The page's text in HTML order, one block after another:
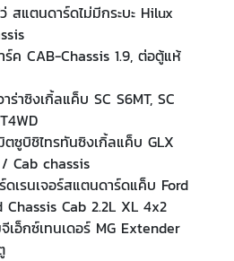
สแตนดาร์ดไม่มีกระบะ Hilux
ค CAB-Chassis 1.9, ต่อตู้แห้
าซิงเกิ้ลแค็บ SC S6MT, SC
ซูบิชิไทรทันซิงเกิ้ลแค็บ GLX
Cab chassis
เรนเจอร์สแตนดาร์ดแค็บ Ford
Chassis Cab 2.2L XL 4x2
เอ็กซ์เทนเดอร์ MG Extender